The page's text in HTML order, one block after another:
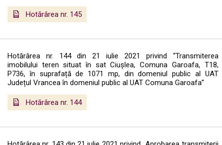
Hotărârea nr. 145
Hotărârea nr. 144 din 21 iulie 2021 privind “Transmiterea
imobilului teren situat în sat Ciușlea, Comuna Garoafa, T18,
P736, în suprafață de 1071 mp, din domeniul public al UAT
Județul Vrancea în domeniul public al UAT Comuna Garoafa”
Hotărârea nr. 144